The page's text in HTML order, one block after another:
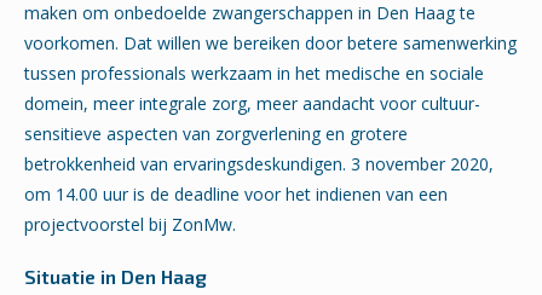
maken om onbedoelde zwangerschappen in Den Haag te
voorkomen. Dat willen we bereiken door betere samenwerking
tussen professionals werkzaam in het medische en sociale
domein, meer integrale zorg, meer aandacht voor cultuur-
sensitieve aspecten van zorgverlening en grotere
betrokkenheid van ervaringsdeskundigen. 3 november 2020,
om 14.00 uur is de deadline voor het indienen van een
projectvoorstel bij ZonMw.
Situatie in Den Haag